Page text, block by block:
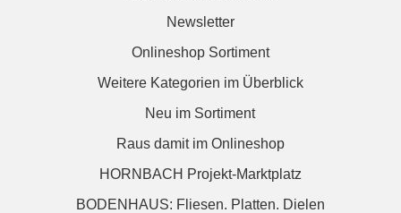
Newsletter
Onlineshop Sortiment
Weitere Kategorien im Überblick
Neu im Sortiment
Raus damit im Onlineshop
HORNBACH Projekt-Marktplatz
BODENHAUS: Fliesen. Platten. Dielen